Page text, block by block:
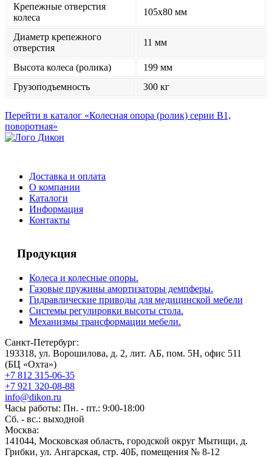
Крепежные отверстия
колеса
105x80 мм
Диаметр крепежного
отверстия
11 мм
Высота колеса (ролика)
199 мм
Грузоподъемность
300 кг
Перейти в каталог «Колесная опора (ролик) серии B1,
поворотная»
Доставка и оплата
О компании
Каталоги
Информация
Контакты
Продукция
Колеса и колесные опоры.
Газовые пружины амортизаторы демпферы.
Гидравлические приводы для медицинской мебели
Системы регулировки высоты стола.
Механизмы трансформации мебели.
Санкт-Петербург:
193318, ул. Ворошилова, д. 2, лит. АБ, пом. 5Н, офис 511
(БЦ «Охта»)
+7 812 315-06-35
+7 921 320-08-88
info@dikon.ru
Часы работы: Пн. - пт.: 9:00-18:00
Сб. - вс.: выходной
Москва:
141044, Московская область, городской округ Мытищи, д.
Грибки, ул. Ангарская, стр. 40Б, помещения № 8-12